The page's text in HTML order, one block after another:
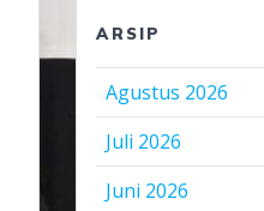
ARSIP
Agustus 2026
Juli 2026
Juni 2026